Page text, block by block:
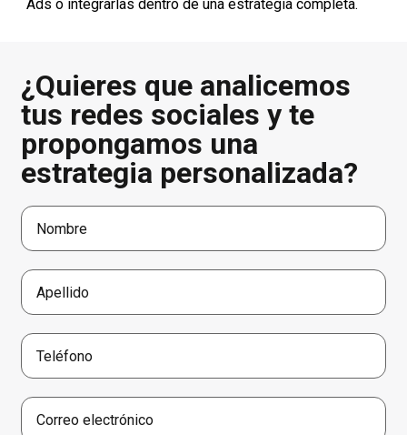
Ads o integrarlas dentro de una estrategia completa.
¿Quieres que analicemos
tus redes sociales y te
propongamos una
estrategia personalizada?